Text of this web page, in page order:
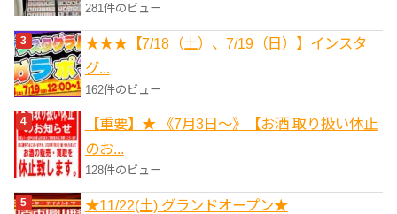
281件のビュー
★★★【7/18（土）、7/19（日）】インスタ
グ...
162件のビュー
【重要】★ 《7月3日～》【お酒 取り扱い休止
のお...
128件のビュー
★11/22(土) グランドオープン★